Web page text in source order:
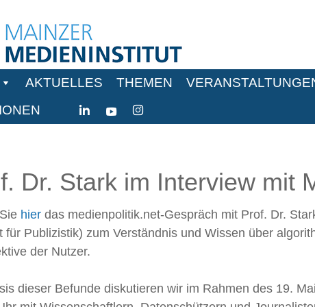
AKTUELLES THEMEN
Dr. Stark im Interview mit
hierdas medienpolitik.net-Gespräch mit Prof. Dr.
für Publizistik) zum Verständnis und Wissen über
der Nutzer.
dieser Befunde diskutieren wir im Rahmen des 19.